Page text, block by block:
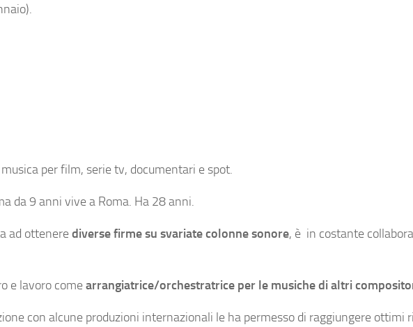
per film, serie tv, documentari e spot.
da 9 anni vive a Roma. Ha 28 anni.
ad ottenerediverse firme su svariate colonne sonore, è in costante
e lavoro comearrangiatrice/orchestratrice per le musiche di altri
con alcune produzioni internazionali le ha permesso di raggiungere ottimi